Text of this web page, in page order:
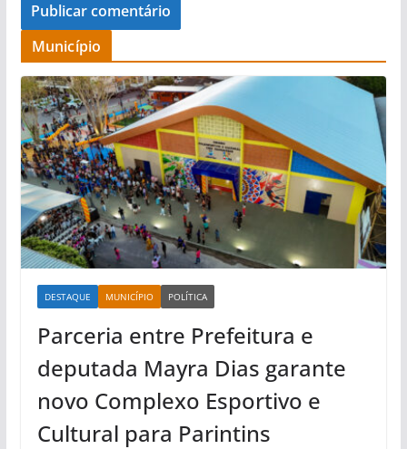
Município
DESTAQUE MUNICÍPIO POLÍTICA
Parceria entre Prefeitura e
deputada Mayra Dias garante
novo Complexo Esportivo e
Cultural para Parintins